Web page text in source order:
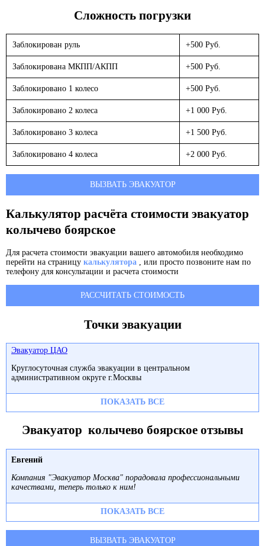
Сложность погрузки
Заблокирован руль +500 Руб.
Заблокирована МКПП/АКПП +500 Руб.
Заблокировано 1 колесо +500 Руб.
Заблокировано 2 колеса +1 000 Руб.
Заблокировано 3 колеса +1 500 Руб.
Заблокировано 4 колеса +2 000 Руб.
ВЫЗВАТЬ ЭВАКУАТОР
Калькулятор расчёта стоимости эвакуатор
колычево боярское
Для расчета стоимости эвакуации вашего автомобиля необходимо
перейти на страницу калькулятора , или просто позвоните нам по
телефону для консультации и расчета стоимости
РАССЧИТАТЬ СТОИМОСТЬ
Точки эвакуации
Эвакуатор ЦАО
Круглосуточная служба эвакуации в центральном
административном округе г.Москвы
ПОКАЗАТЬ ВСЕ
Эвакуатор колычево боярское отзывы
Евгений
Компания "Эвакуатор Москва" порадовала профессиональными
качествами, теперь только к ним!
ПОКАЗАТЬ ВСЕ
ВЫЗВАТЬ ЭВАКУАТОР